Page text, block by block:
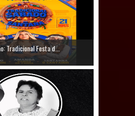
e prática repudiável revolta
Brandão: IPMCB responde
da vereadora
e afirma que
Tradicional Festa d...